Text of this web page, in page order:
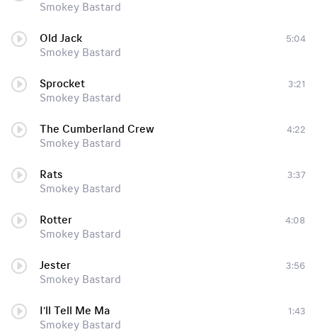
Smokey Bastard
Old Jack
Smokey Bastard
5:04
Sprocket
Smokey Bastard
3:21
The Cumberland Crew
Smokey Bastard
4:22
Rats
Smokey Bastard
3:37
Rotter
Smokey Bastard
4:08
Jester
Smokey Bastard
3:56
I'll Tell Me Ma
Smokey Bastard
1:43